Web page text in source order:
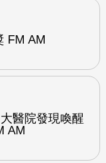
FM AM
醫院發現喚醒
AM